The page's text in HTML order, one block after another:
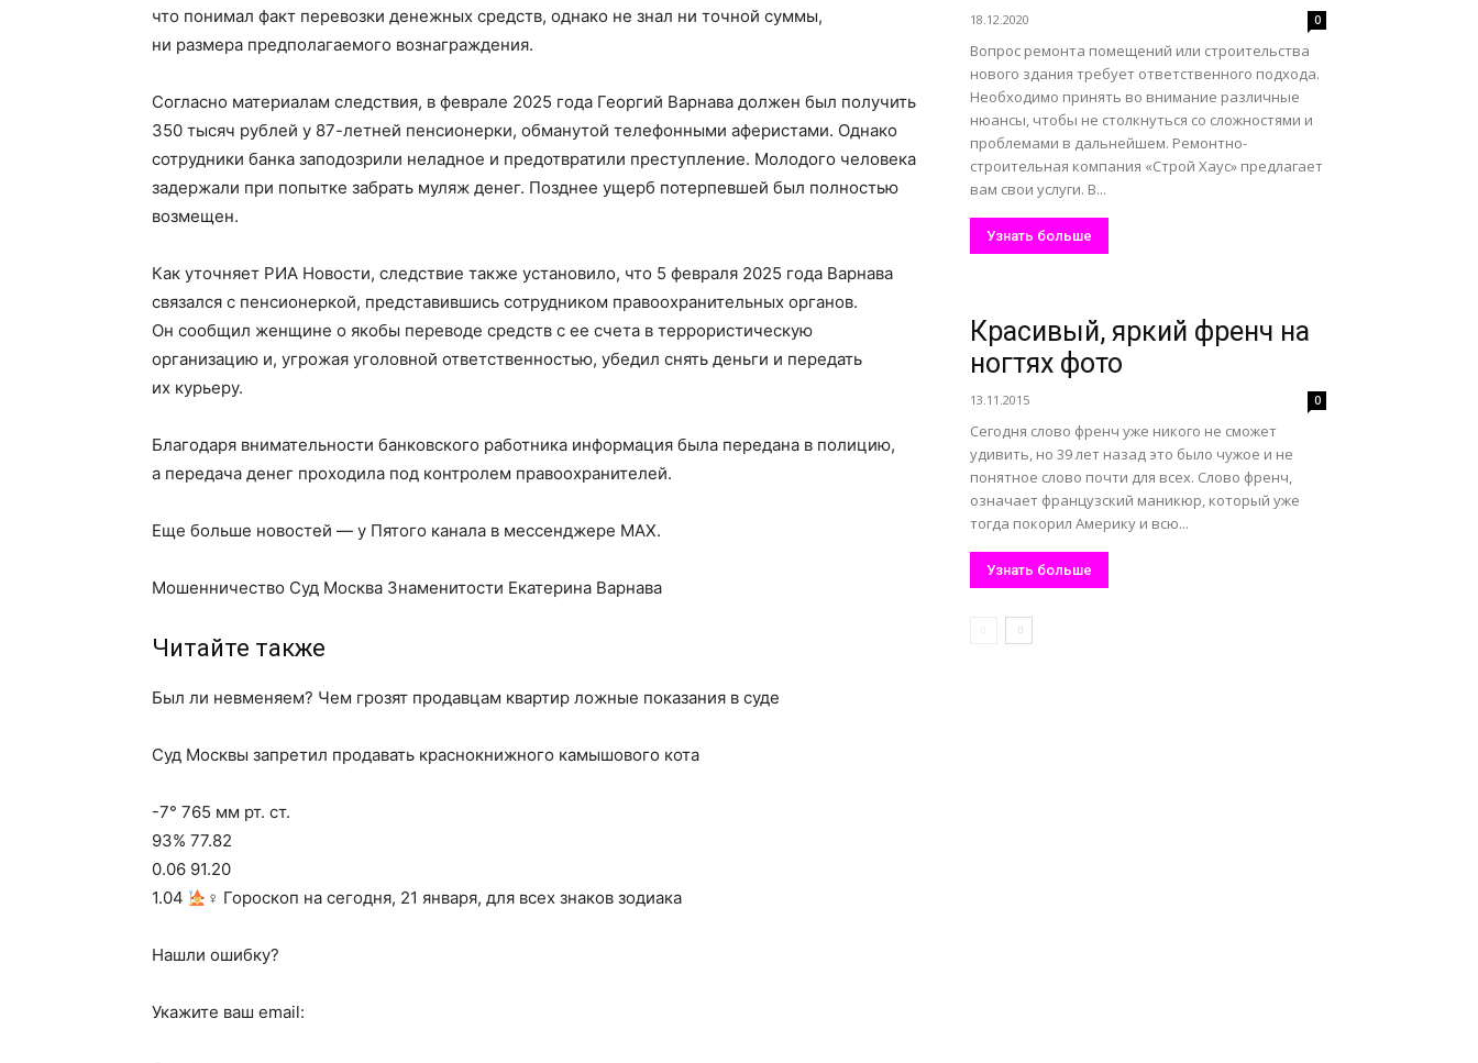
что понимал факт перевозки денежных средств, однако не знал ни точной суммы,
ни размера предполагаемого вознаграждения.
Согласно материалам следствия, в феврале 2025 года Георгий Варнава должен был получить
350 тысяч рублей у 87-летней пенсионерки, обманутой телефонными аферистами. Однако
сотрудники банка заподозрили неладное и предотвратили преступление. Молодого человека
задержали при попытке забрать муляж денег. Позднее ущерб потерпевшей был полностью
возмещен.
Как уточняет РИА Новости, следствие также установило, что 5 февраля 2025 года Варнава
связался с пенсионеркой, представившись сотрудником правоохранительных органов.
Он сообщил женщине о якобы переводе средств с ее счета в террористическую
организацию и, угрожая уголовной ответственностью, убедил снять деньги и передать
их курьеру.
Благодаря внимательности банковского работника информация была передана в полицию,
а передача денег проходила под контролем правоохранителей.
Еще больше новостей — у Пятого канала в мессенджере MAX.
Мошенничество Суд Москва Знаменитости Екатерина Варнава
Читайте также
Был ли невменяем? Чем грозят продавцам квартир ложные показания в суде
Суд Москвы запретил продавать краснокнижного камышового кота
-7° 765 мм рт. ст.
93% 77.82
0.06 91.20
1.04
‍♀ Гороскоп на сегодня, 21 января, для всех знаков зодиака
Нашли ошибку?
Укажите ваш email:
18.12.2020 0
Вопрос ремонта помещений или строительства
нового здания требует ответственного подхода.
Необходимо принять во внимание различные
нюансы, чтобы не столкнуться со сложностями и
проблемами в дальнейшем. Ремонтно-
строительная компания «Строй Хаус» предлагает
вам свои услуги. В...
Узнать больше
Красивый, яркий френч на
ногтях фото
13.11.2015 0
Сегодня слово френч уже никого не сможет
удивить, но 39 лет назад это было чужое и не
понятное слово почти для всех. Слово френч,
означает французский маникюр, который уже
тогда покорил Америку и всю...
Узнать больше